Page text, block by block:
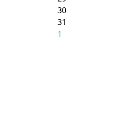
30
31
1